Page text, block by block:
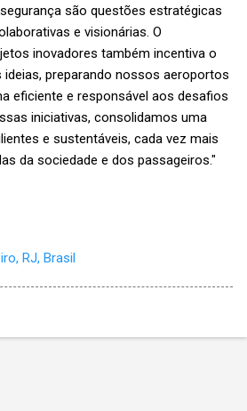
são questões estratégicas
e visionárias. O
inovadores também incentiva o
preparando nossos aeroportos
eficiente e responsável aos desafios
iniciativas, consolidamos uma
e sustentáveis, cada vez mais
da sociedade e dos passageiros."
RJ, Brasil